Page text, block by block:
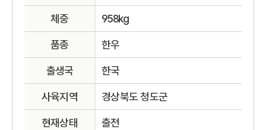
체중 958kg
품종 한우
출생국 한국
사육지역 경상북도 청도군
현재상태 출전